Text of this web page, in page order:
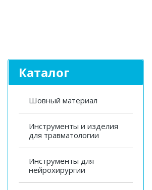
Каталог
Шовный материал
Инструменты и изделия
для травматологии
Инструменты для
нейрохирургии